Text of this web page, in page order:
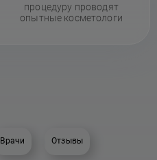
процедуру проводят
опытные косметологи
Врачи Отзывы